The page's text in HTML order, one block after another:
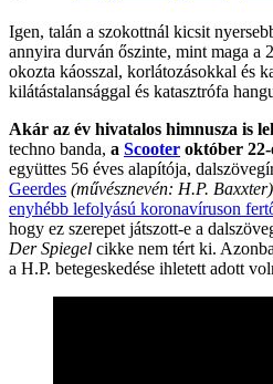
Igen, talán a szokottnál kicsit
annyira durván őszinte, mint maga a
okozta káosszal, korlátozásokkal és
kilátástalansággal és katasztrófa
Akár az év hivatalos himnusza is
techno banda, a Scooter október
együttes 56 éves alapítója,
Geerdes (művésznevén: H.P. Baxxter)
enyhébb lefolyású koronavíruson
hogy ez szerepet játszott-e a
Der Spiegel cikke nem tért ki.
a H.P. betegeskedése ihletett adott